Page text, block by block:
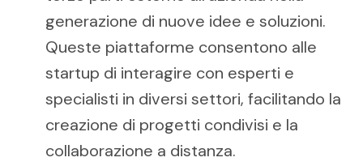
generazione di nuove idee e soluzioni.
Queste piattaforme consentono alle
startup di interagire con esperti e
specialisti in diversi settori, facilitando la
creazione di progetti condivisi e la
collaborazione a distanza.